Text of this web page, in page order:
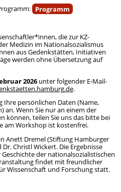
Programm
die zur KZ-
Medizin im Nationalsozialismus
aus Gedenkstätten, Initiativen
werden ohne Übersetzung auf
2026unter folgender E-Mail-
.
Ihre persönlichen Daten (Name,
Wenn Sie nur an einem der
können, teilen Sie uns das bitte bei
am Workshop ist kostenfrei.
Anett Dremel (Stiftung Hamburger
Christl Wickert. Die Ergebnisse
der nationalsozialistischen
findet mit freundlicher
Wissenschaft und Forschung statt.